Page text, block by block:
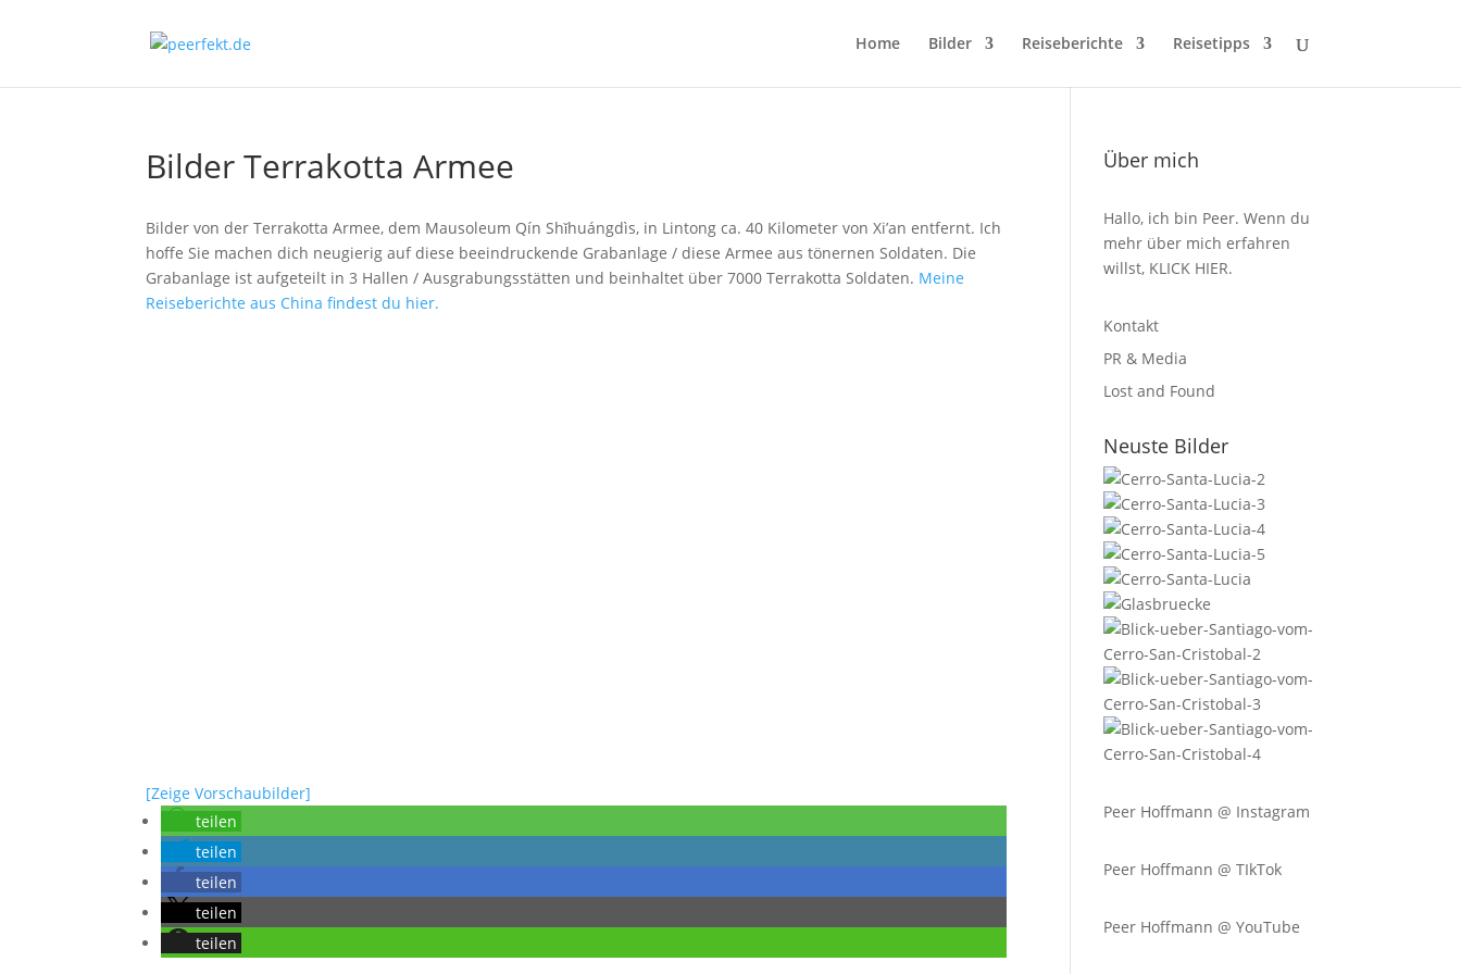
Home Bilder Reiseberichte Reisetipps
Bilder Terrakotta Armee
Bilder von der Terrakotta Armee, dem Mausoleum Qín Shǐhuángdìs, in Lintong ca. 40 Kilometer von Xi’an entfernt. Ich
hoffe Sie machen dich neugierig auf diese beeindruckende Grabanlage / diese Armee aus tönernen Soldaten. Die
Grabanlage ist aufgeteilt in 3 Hallen / Ausgrabungsstätten und beinhaltet über 7000 Terrakotta Soldaten. Meine
Reiseberichte aus China findest du hier.
[Zeige Vorschaubilder]
teilen
teilen
teilen
teilen
teilen
Über mich
Hallo, ich bin Peer. Wenn du
mehr über mich erfahren
willst, KLICK HIER.
Kontakt
PR & Media
Lost and Found
Neuste Bilder
Peer Hoffmann @ Instagram
Peer Hoffmann @ TIkTok
Peer Hoffmann @ YouTube